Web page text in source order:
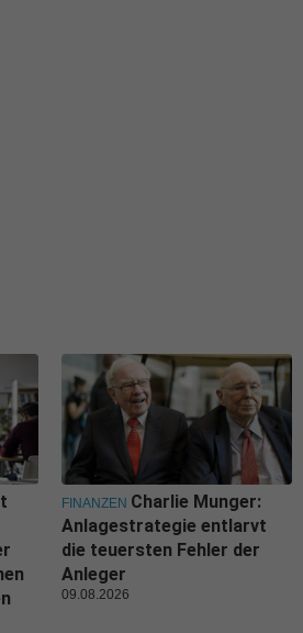
FINANZEN Charlie Munger:
Anlagestrategie entlarvt
die teuersten Fehler der
Anleger
09.08.2026